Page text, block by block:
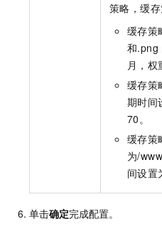
策略，缓
缓存策
和.png
月，权
缓存策
期时间
70。
缓存策
为/
间设置
单击确定完成配置。